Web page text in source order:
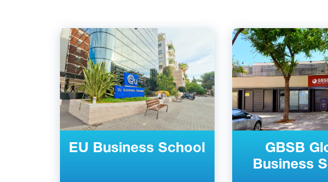
EU Business School
Английский
Барселона, Испания
Частный
GBSB
Business
Английский
Барселона, Мадрид,
Частный